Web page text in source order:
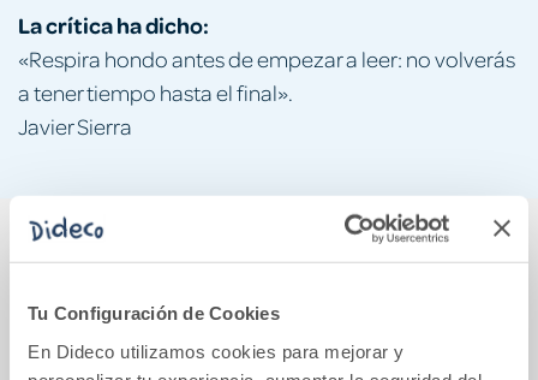
Tu Configuración de Cookies
En Dideco utilizamos cookies para mejorar y
La crítica ha dicho:
«Respira hondo antes de empezar a leer: no volverás
a tener tiempo hasta el final».
Javier Sierra
También podría gustarte...